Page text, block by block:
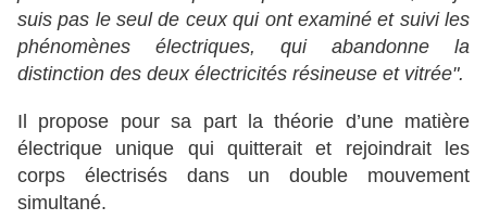
suis pas le seul de ceux qui ont examiné et suivi les
phénomènes électriques, qui abandonne la
distinction des deux électricités résineuse et vitrée".
Il propose pour sa part la théorie d’une matière
électrique unique qui quitterait et rejoindrait les
corps électrisés dans un double mouvement
simultané.